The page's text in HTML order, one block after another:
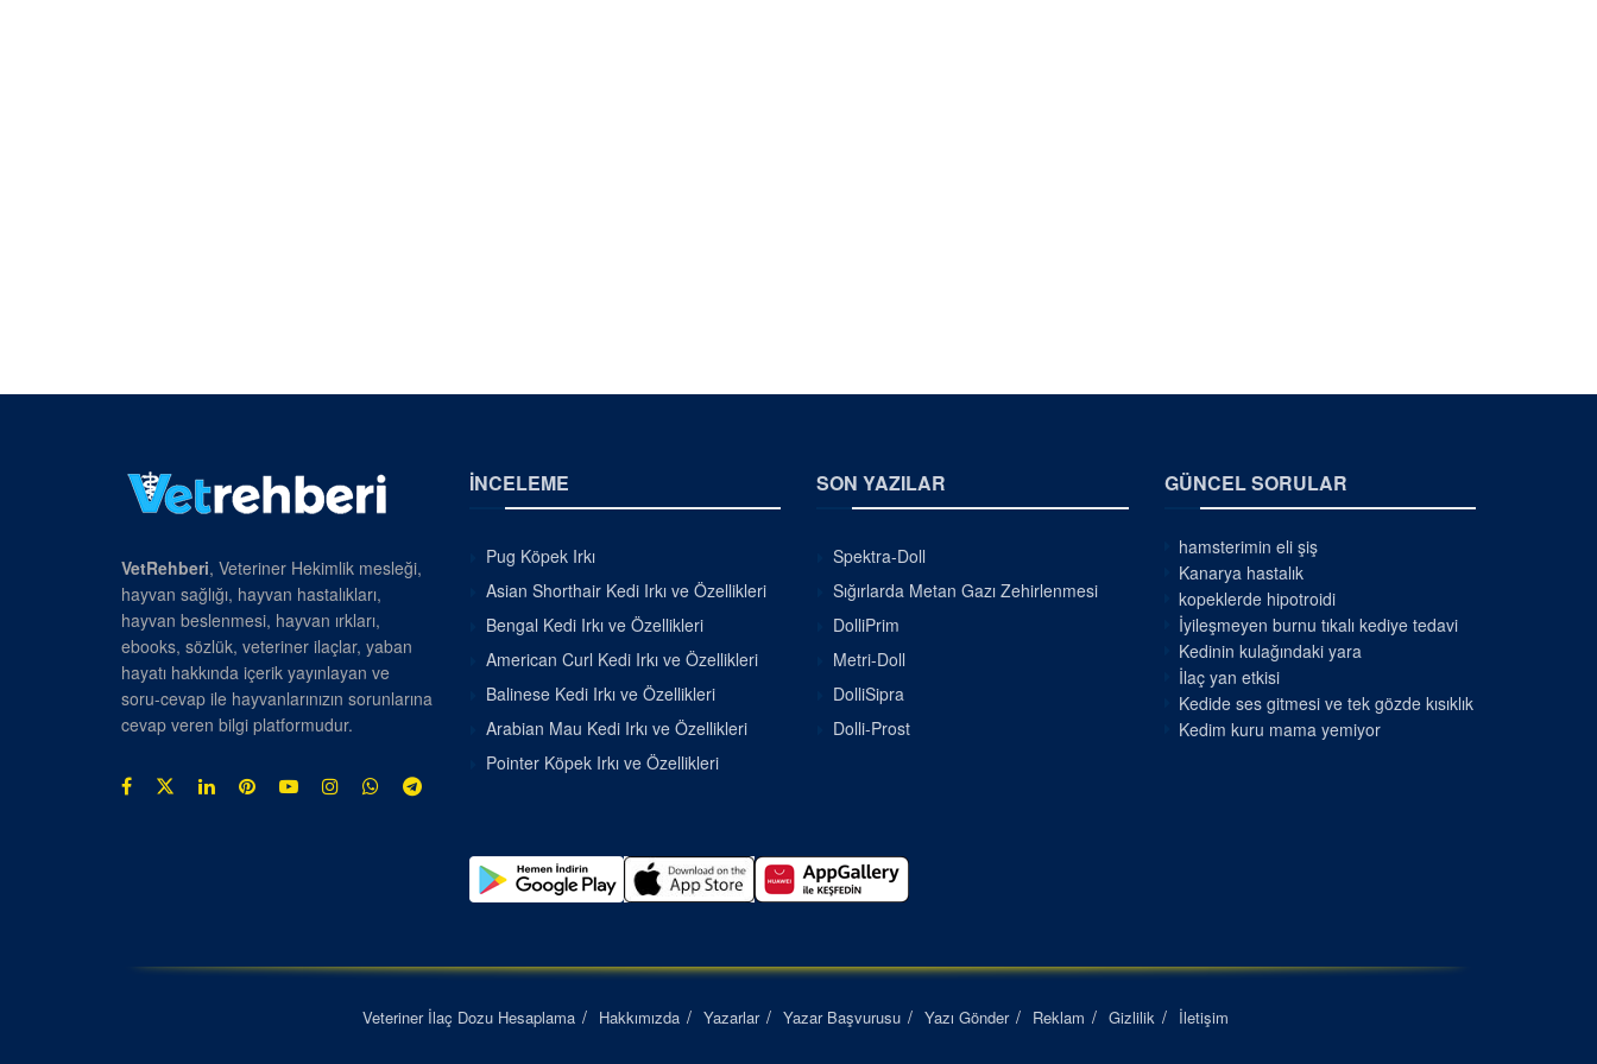
VetRehberi, Veteriner Hekimlik mesleği,
hayvan sağlığı, hayvan hastalıkları,
hayvan beslenmesi, hayvan ırkları,
ebooks, sözlük, veteriner ilaçlar, yaban
hayatı hakkında içerik yayınlayan ve
soru-cevap ile hayvanlarınızın sorunlarına
cevap veren bilgi platformudur.
İNCELEME
Pug Köpek Irkı
Asian Shorthair Kedi Irkı ve Özellikleri
Bengal Kedi Irkı ve Özellikleri
American Curl Kedi Irkı ve Özellikleri
Balinese Kedi Irkı ve Özellikleri
Arabian Mau Kedi Irkı ve Özellikleri
Pointer Köpek Irkı ve Özellikleri
SON YAZILAR
Spektra-Doll
Sığırlarda Metan Gazı Zehirlenmesi
DolliPrim
Metri-Doll
DolliSipra
Dolli-Prost
GÜNCEL SORULAR
hamsterimin eli şiş
Kanarya hastalık
kopeklerde hipotroidi
İyileşmeyen burnu tıkalı kediye tedavi
Kedinin kulağındaki yara
İlaç yan etkisi
Kedide ses gitmesi ve tek gözde kısıklık
Kedim kuru mama yemiyor
Veteriner İlaç Dozu Hesaplama Hakkımızda Yazarlar Yazar Başvurusu Yazı Gönder Reklam Gizlilik İletişim